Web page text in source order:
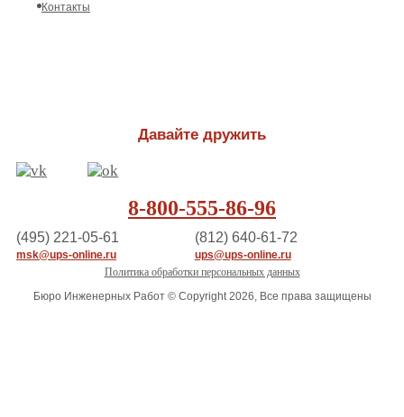
Контакты
Давайте дружить
8-800-555-86-96
(495) 221-05-61
msk@ups-online.ru
(812) 640-61-72
ups@ups-online.ru
Политика обработки персональных данных
Бюро Инженерных Работ © Copyright 2026, Все права защищены